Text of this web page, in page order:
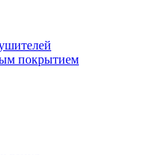
покрытием